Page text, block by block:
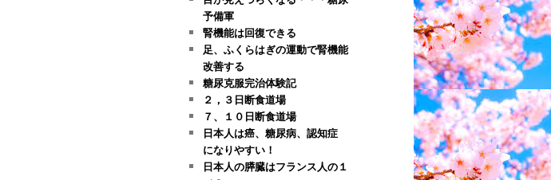
予備軍
腎機能は回復できる
足、ふくらはぎの運動で腎機能
改善する
糖尿克服完治体験記
２，３日断食道場
７、１０日断食道場
日本人は癌、糖尿病、認知症
になりやすい！
日本人の膵臓はフランス人の１